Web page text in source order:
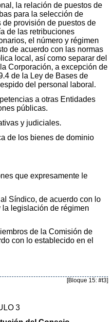
la relación de puestos de
para la selección de
provisión de puestos de
de las retribuciones
el número y régimen
de acuerdo con las normas
local, así como separar del
Corporación, a excepción de
de la Ley de Bases de
del personal laboral.
a otras Entidades
públicas.
y judiciales.
de los bienes de dominio
que expresamente le
Síndico, de acuerdo con lo
legislación de régimen
de la Comisión de
con lo establecido en el
[Bloque 15: #t3]
3